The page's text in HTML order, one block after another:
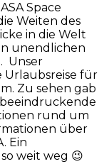
Space
Weiten des
in die Welt
unendlichen
Unser
Urlaubsreise für
Zu sehen gab
rund um
über
Ein
weit weg 😉